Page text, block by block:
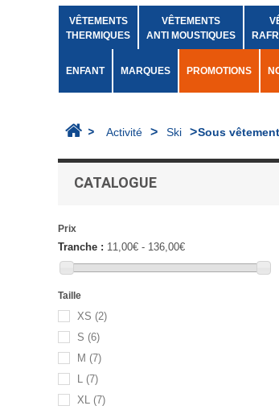
VÊTEMENTS
THERMIQUES
VÊTEMENTS
ANTI MOUSTIQUES
ENFANT MARQUES PROMOTIONS
> Activité > Ski >Sous
CATALOGUE
Prix
Tranche : 11,00€ - 136,00€
Taille
XS (2)
S (6)
M (7)
L (7)
XL (7)